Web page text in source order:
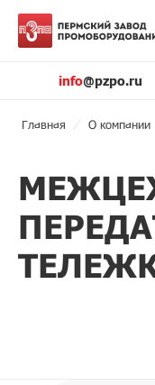
info@pzpo.ru
Главная О компании